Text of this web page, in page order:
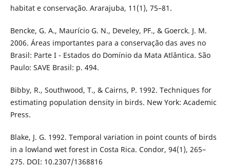
habitat e conservação. Ararajuba, 11(1), 75–81.
Bencke, G. A., Maurício G. N., Develey, PF., & Goerck. J. M.
2006. Áreas importantes para a conservação das aves no
Brasil: Parte I - Estados do Domínio da Mata Atlântica. São
Paulo: SAVE Brasil: p. 494.
Bibby, R., Southwood, T., & Cairns, P. 1992. Techniques for
estimating population density in birds. New York: Academic
Press.
Blake, J. G. 1992. Temporal variation in point counts of birds
in a lowland wet forest in Costa Rica. Condor, 94(1), 265–
275. DOI: 10.2307/1368816